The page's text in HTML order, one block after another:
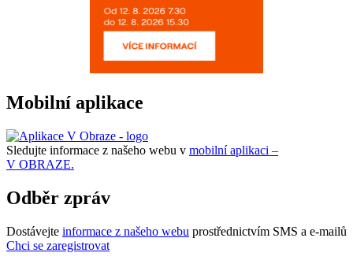
Mobilní aplikace
Sledujte informace z našeho webu v mobilní aplikaci –
V OBRAZE.
Odběr zpráv
Dostávejte informace z našeho webu prostřednictvím SMS a e-mailů
Chci se zaregistrovat